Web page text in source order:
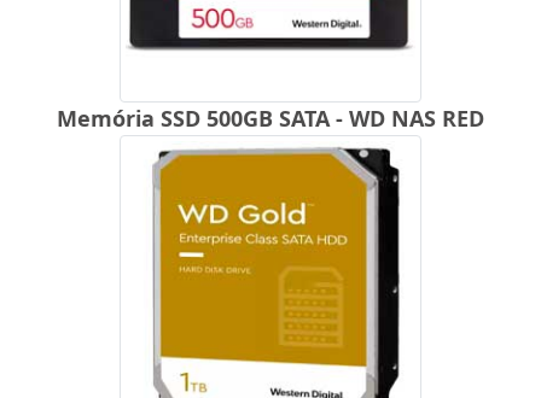
Memória SSD 500GB SATA - WD NAS RED